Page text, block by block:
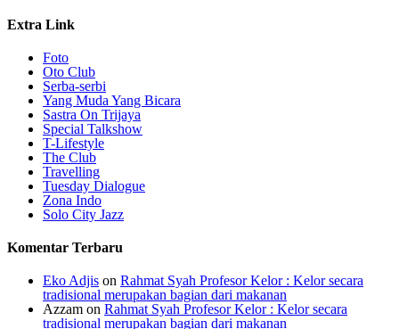
Extra Link
Foto
Oto Club
Serba-serbi
Yang Muda Yang Bicara
Sastra On Trijaya
Special Talkshow
T-Lifestyle
The Club
Travelling
Tuesday Dialogue
Zona Indo
Solo City Jazz
Komentar Terbaru
Eko Adjis on Rahmat Syah Profesor Kelor : Kelor secara
tradisional merupakan bagian dari makanan
Azzam on Rahmat Syah Profesor Kelor : Kelor secara
tradisional merupakan bagian dari makanan